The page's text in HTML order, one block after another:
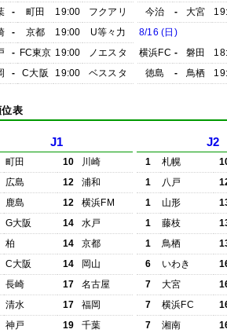
- 町田 19:00
フクアリ
- 京都 19:00
U等々力
- FC東京 19:00
ノエスタ
- C大阪 19:00 ベススタ
今治
- 大宮
8/16 (日)
横浜FC - 磐田
徳島
- 鳥栖
表
J1
町田 10
川崎
広島 12
浦和
鹿島 12
横浜FM
G大阪 14
水戸
柏 14
京都
C大阪 14
岡山
長崎 17
名古屋
清水 17
福岡
神戸 19
千葉
J2
1 札幌
1
八戸
1
山形
1
藤枝
1
鳥栖
6
いわき
7
大宮
7
横浜FC
7
湘南